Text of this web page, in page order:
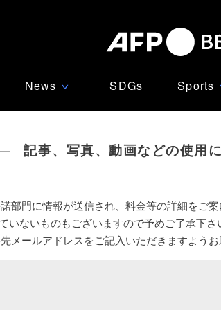
News ∨ SDGs Sports
記事、写真、動画などの使用
部門に情報が送信され、料金等の詳細をご案
いないものもございますので予めご了承下さ
メールアドレスをご記入いただきますようお